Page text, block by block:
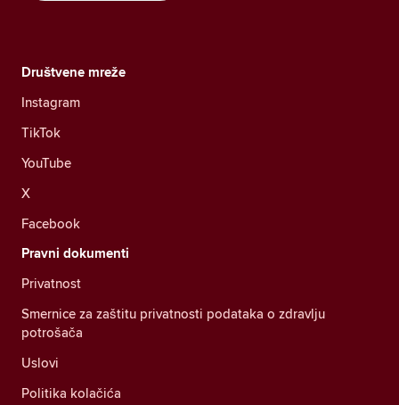
Društvene mreže
Instagram
TikTok
YouTube
X
Facebook
Pravni dokumenti
Privatnost
Smernice za zaštitu privatnosti podataka o zdravlju
potrošača
Uslovi
Politika kolačića